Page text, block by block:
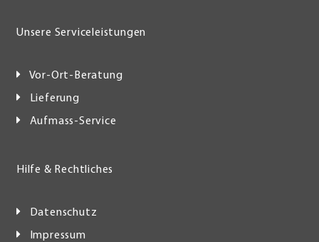
Unsere Serviceleistungen
Vor-Ort-Beratung
Lieferung
Aufmass-Service
Hilfe & Rechtliches
Datenschutz
Impressum